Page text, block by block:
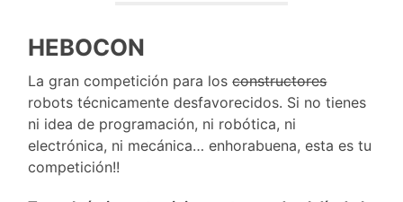
HEBOCON
La gran competición para losconstructores
robots técnicamente desfavorecidos. Si no tienes
ni idea de programación, ni robótica, ni
electrónica, ni mecánica… enhorabuena, esta es tu
competición!!